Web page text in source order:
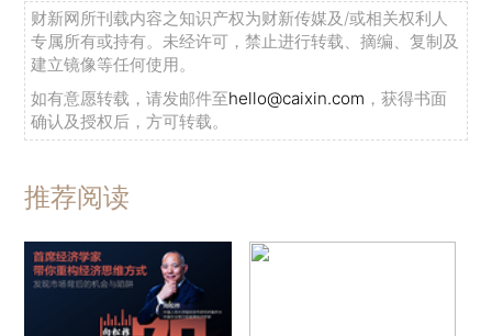
财新网所刊载内容之知识产权为财新传媒及/或相关权利人
专属所有或持有。未经许可，禁止进行转载、摘编、复制及
建立镜像等任何使用。
如有意愿转载，请发邮件至hello@caixin.com ，获得书面
确认及授权后，方可转载。
推荐阅读